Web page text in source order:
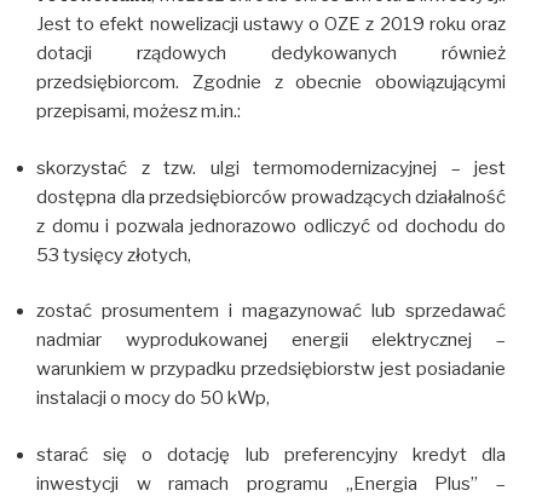
Jest to efekt nowelizacji ustawy o OZE z 2019 roku oraz
dotacji rządowych dedykowanych również
przedsiębiorcom. Zgodnie z obecnie obowiązującymi
przepisami, możesz m.in.:
skorzystać z tzw. ulgi termomodernizacyjnej – jest
dostępna dla przedsiębiorców prowadzących działalność
z domu i pozwala jednorazowo odliczyć od dochodu do
53 tysięcy złotych,
zostać prosumentem i magazynować lub sprzedawać
nadmiar wyprodukowanej energii elektrycznej –
warunkiem w przypadku przedsiębiorstw jest posiadanie
instalacji o mocy do 50 kWp,
starać się o dotację lub preferencyjny kredyt dla
inwestycji w ramach programu „Energia Plus” –